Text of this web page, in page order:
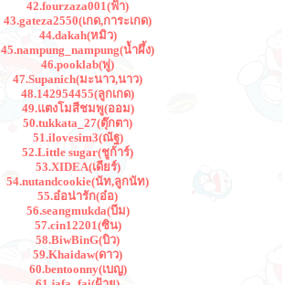
42.fourzaza001(ฟ้า)
43.gateza2550(เกด,การะเกด)
44.dakah(หมิว)
45.nampung_nampung(น้ำผึ้ง)
46.pooklab(พู่)
47.Supanich(มะนาว,นาว)
48.142954455(ลูกเกด)
49.แตงโมสีชมพู(ออม)
50.tukkata_27(ตุ๊กตา)
51.ilovesim3(ณัฐ)
52.Little sugar(ชูก้าร์)
53.XIDEA(เดียร์)
54.nutandcookie(นัท,ลูกนัท)
55.อ๋อน่ารัก(อ๋อ)
56.seangmukda(บีม)
57.cin12201(ซิน)
58.BiwBinG(บิว)
59.Khaidaw(ดาว)
60.bentoonny(เบญ)